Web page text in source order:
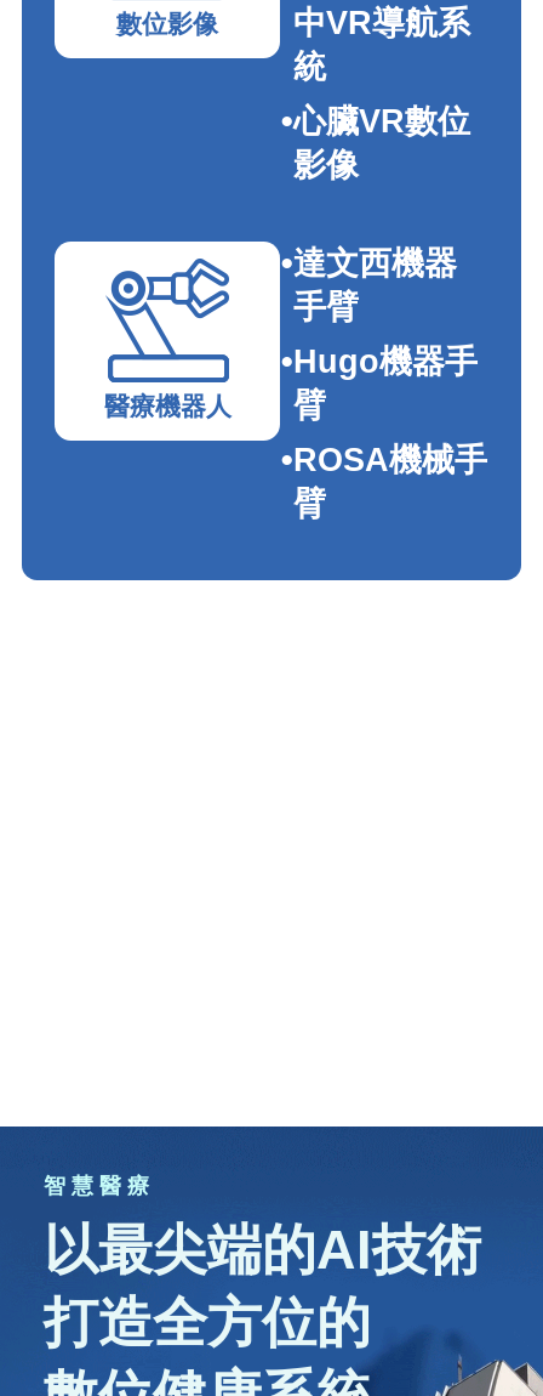
數位影像
中VR導航系
統
心臟VR數位
影像
醫療機器人
達文西機器
手臂
Hugo機器手
臂
ROSA機械手
臂
智 慧 醫 療
以最尖端的AI技術
打造全方位的